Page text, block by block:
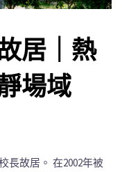
居｜熱
場域
長故居。 在2002年被